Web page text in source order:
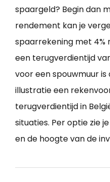
spaargeld? Begin dan
rendement kan je
spaarrekening met 4%
een terugverdientijd
voor een spouwmuur
illustratie een
terugverdientijd in
situaties. Per optie zie
en de hoogte van de